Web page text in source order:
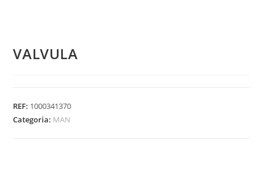
VALVULA
REF: 1000341370
Categoria: MAN